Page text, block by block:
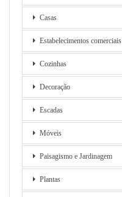
Casas
Estabelecimentos comerciais
Cozinhas
Decoração
Escadas
Móveis
Paisagismo e Jardinagem
Plantas